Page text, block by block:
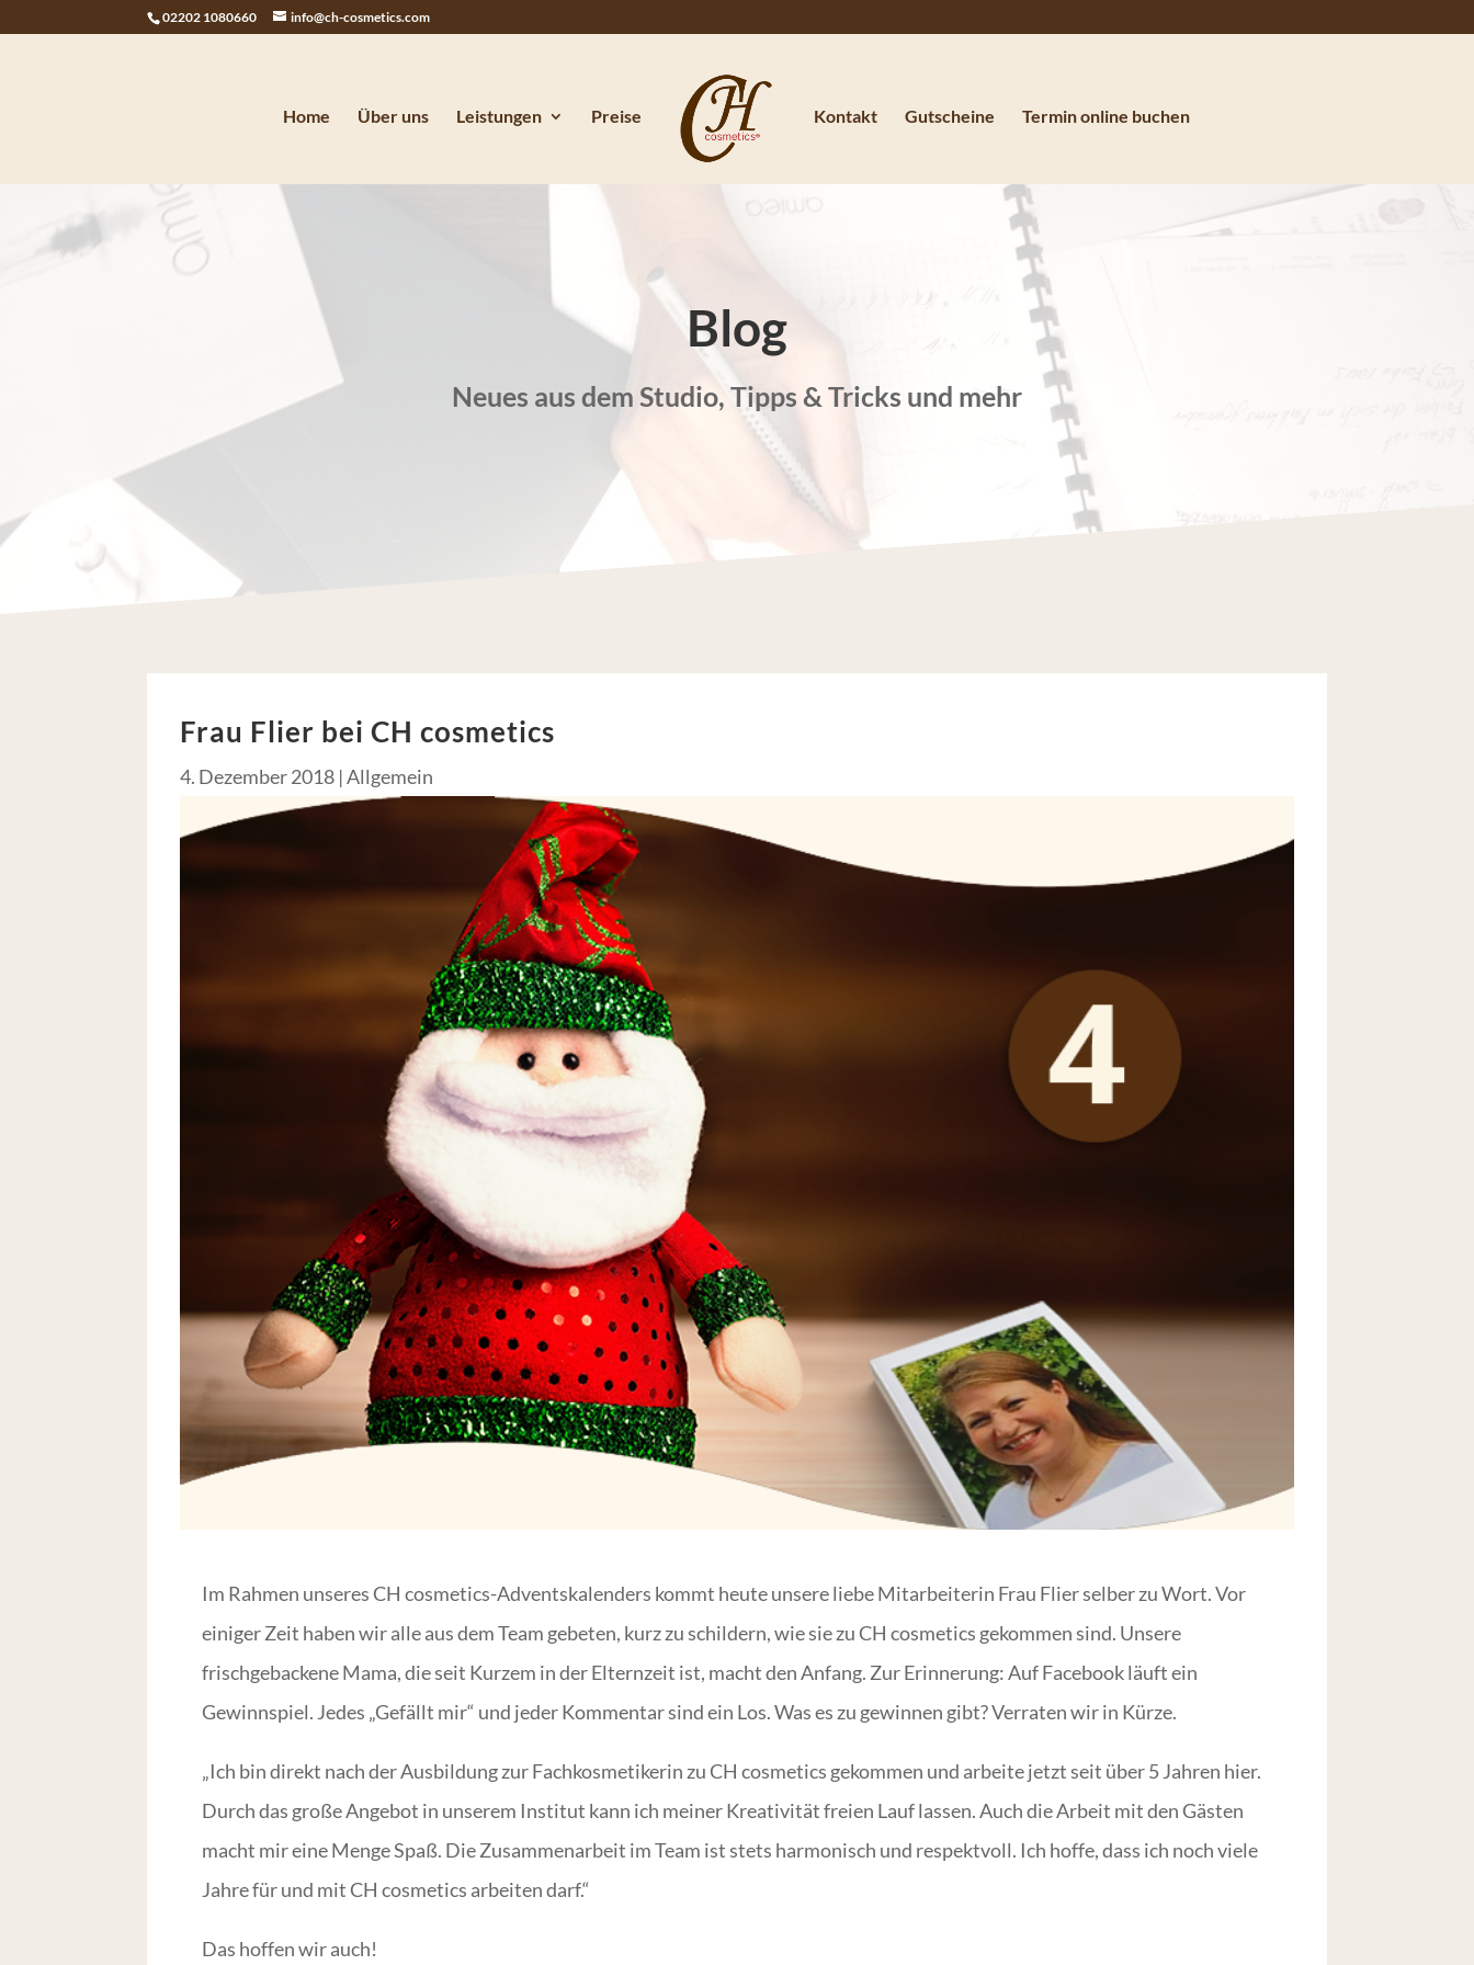
02202 1080660 info@ch-cosmetics.com
Home Über uns Leistungen Preise Kontakt Gutscheine Termin online buchen
Blog
Neues aus dem Studio, Tipps & Tricks und mehr
Frau Flier bei CH cosmetics
4. Dezember 2018 |Allgemein
Im Rahmen unseres CH cosmetics-Adventskalenders kommt heute unsere liebe Mitarbeiterin Frau Flier selber zu Wort. Vor
einiger Zeit haben wir alle aus dem Team gebeten, kurz zu schildern, wie sie zu CH cosmetics gekommen sind. Unsere
frischgebackene Mama, die seit Kurzem in der Elternzeit ist, macht den Anfang. Zur Erinnerung: Auf Facebook läuft ein
Gewinnspiel. Jedes „Gefällt mir“ und jeder Kommentar sind ein Los. Was es zu gewinnen gibt? Verraten wir in Kürze.
„Ich bin direkt nach der Ausbildung zur Fachkosmetikerin zu CH cosmetics gekommen und arbeite jetzt seit über 5 Jahren hier.
Durch das große Angebot in unserem Institut kann ich meiner Kreativität freien Lauf lassen. Auch die Arbeit mit den Gästen
macht mir eine Menge Spaß. Die Zusammenarbeit im Team ist stets harmonisch und respektvoll. Ich hoffe, dass ich noch viele
Jahre für und mit CH cosmetics arbeiten darf.“
Das hoffen wir auch!